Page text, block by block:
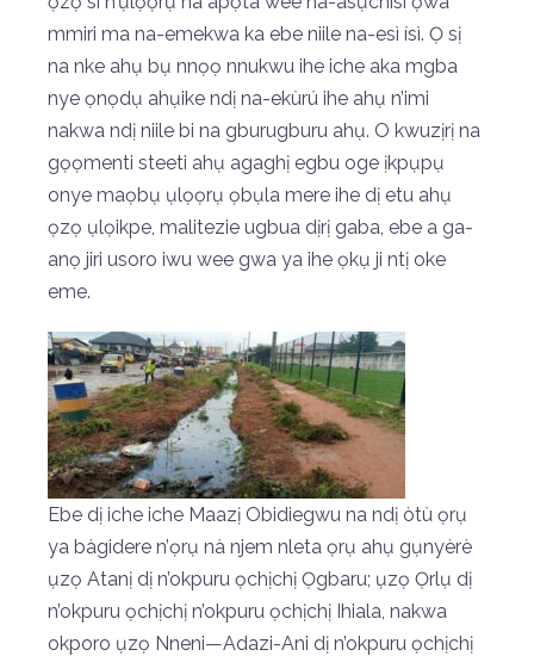
mmiri ma na-emekwa ka ebe niile na-esì ísì. Ọ sị
na nke ahụ bụ nnọọ nnukwu ihe iche aka mgba
nye ọnọdụ ahụike ndị na-ekùrú ihe ahụ n’imi
nakwa ndị niile bi na gburugburu ahụ. O kwuzịrị na
gọọmenti steeti ahụ agaghị egbu oge ịkpụpụ
onye maọbụ ụlọọrụ ọbụla mere ihe dị etu ahụ
ọzọ ụlọikpe, malitezie ugbua dịrị gaba, ebe a ga-
anọ jiri usoro iwu wee gwa ya ihe ọkụ ji ntị oke
eme.
Ebe dị iche iche Maazị Obidiegwu na ndị òtù ọrụ
ya bàgidere n’ọrụ nà njem nleta ọrụ ahụ gụnyèrè
ụzọ Atanị dị n’okpuru ọchịchị Ọgbaru; ụzọ Ọrlụ dị
n’okpuru ọchịchị n’okpuru ọchịchị Ihiala, nakwa
okporo ụzọ Nneni—Adazi-Ani dị n’okpuru ọchịchị